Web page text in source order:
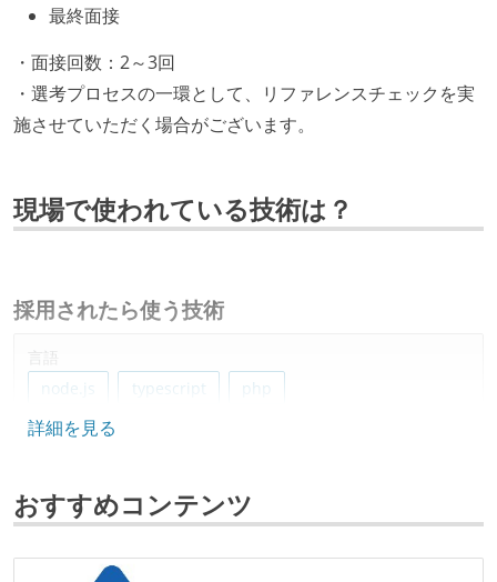
最終面接
・面接回数：2～3回
・選考プロセスの一環として、リファレンスチェックを実
施させていただく場合がございます。
現場で使われている技術は？
採用されたら使う技術
言語
node.js
typescript php
フレームワーク
express.js
laravel
データベース
詳細を見る
おすすめコンテンツ